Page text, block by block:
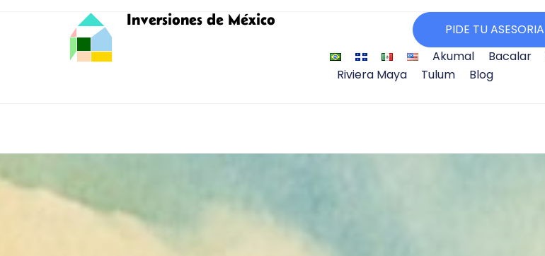
Inversiones de México
PIDE TU ASESORIA
Akumal
Bacalar
Riviera Maya
Tulum Blog